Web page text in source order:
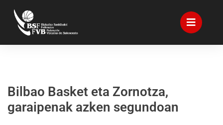
Bilbao Basket eta Zornotza,
garaipenak azken segundoan